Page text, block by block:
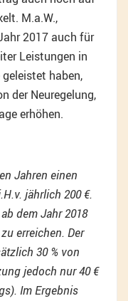
M.a.W.,
2017 auch für
Leistungen in
haben,
der Neuregelung,
erhöhen.
Jahren einen
jährlich 200 €.
dem Jahr 2018
erreichen. Der
30 % von
jedoch nur 40 €
Im Ergebnis